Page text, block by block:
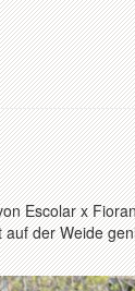
Escolar x
der Weide